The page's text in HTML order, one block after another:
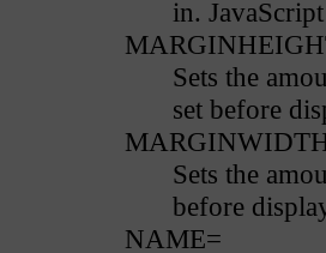
in.
Sets the
set before
Sets the
before
NAME=